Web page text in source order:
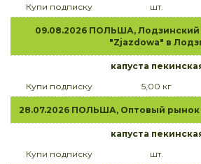
Купи подписку
шт.
09.08.2026 ПОЛЬША,
"Zjazdowa" в
капуста
Купи подписку
5,00 кг
28.07.2026 ПОЛЬША, Оптовый
капуста
Купи подписку
шт.